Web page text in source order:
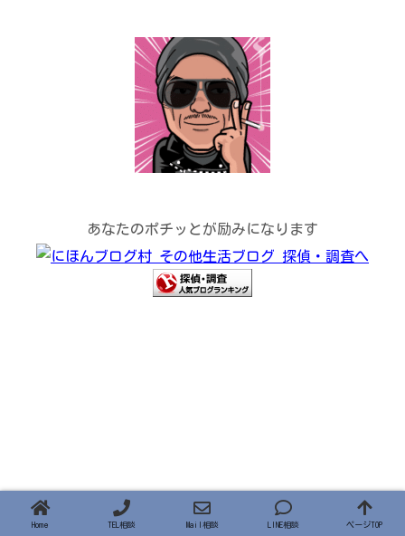
あなたのポチッとが励みになります
Home TEL相談 Mail相談 LINE相談 ページTOP